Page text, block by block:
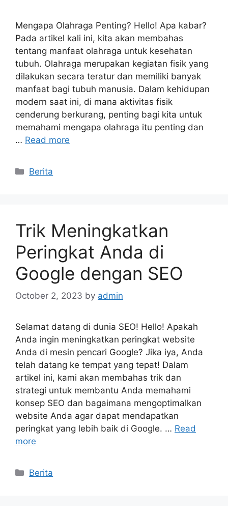
Mengapa Olahraga Penting? Hello! Apa kabar?
Pada artikel kali ini, kita akan membahas
tentang manfaat olahraga untuk kesehatan
tubuh. Olahraga merupakan kegiatan fisik yang
dilakukan secara teratur dan memiliki banyak
manfaat bagi tubuh manusia. Dalam kehidupan
modern saat ini, di mana aktivitas fisik
cenderung berkurang, penting bagi kita untuk
memahami mengapa olahraga itu penting dan
… Read more
Categories
Berita
Trik Meningkatkan
Peringkat Anda di
Google dengan SEO
October 2, 2023 by admin
Selamat datang di dunia SEO! Hello! Apakah
Anda ingin meningkatkan peringkat website
Anda di mesin pencari Google? Jika iya, Anda
telah datang ke tempat yang tepat! Dalam
artikel ini, kami akan membahas trik dan
strategi untuk membantu Anda memahami
konsep SEO dan bagaimana mengoptimalkan
website Anda agar dapat mendapatkan
peringkat yang lebih baik di Google. … Read
more
Categories
Berita